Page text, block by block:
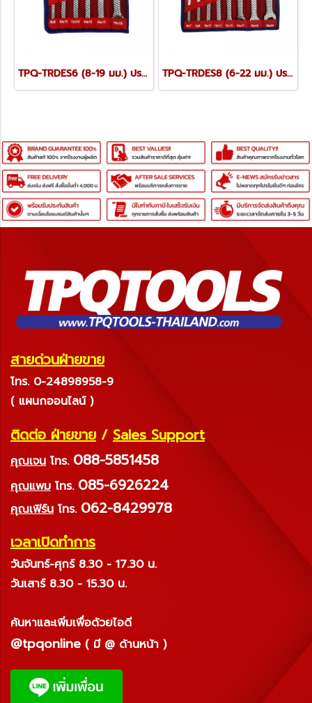
TPQ-TRDES6 (8-19 มม.) ประแจปากตายชุด 6 ตัว TOREX TPQ-TRDES8 (6-22 มม.) ประแจปากตายชุด 8 ตัว TOREX
สายด่วนฝ่ายขาย
โทร. 0-24898958-9
( แผนกออนไลน์ )
ติดต่อ ฝ่ายขาย / Sales Support
คุณเจน โทร. 088-5851458
คุณแพม โทร. 085-6926224
คุณเฟิร์น โทร. 062-8429978
เวลาเปิดทำการ
วันจันทร์-ศุกร์ 8.30 - 17.30 น.
วันเสาร์ 8.30 - 15.30 น.
ค้นหาและเพิ่มเพื่อด้วยไอดี
@tpqonline ( มี @ ด้านหน้า )